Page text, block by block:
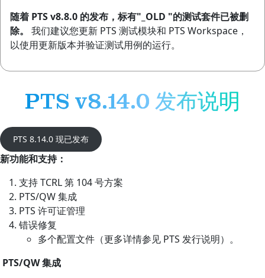
随着 PTS v8.8.0 的发布，标有"_OLD "的测试套件已被删
除。 我们建议您更新 PTS 测试模块和 PTS Workspace，
以使用更新版本并验证测试用例的运行。
PTS v8.14.0 发布说明
PTS 8.14.0 现已发布
新功能和支持：
支持 TCRL 第 104 号方案
PTS/QW 集成
PTS 许可证管理
错误修复
多个配置文件（更多详情参见 PTS 发行说明）。
PTS/QW 集成